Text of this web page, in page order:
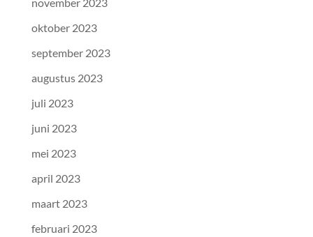
oktober 2023
september 2023
augustus 2023
juli 2023
juni 2023
mei 2023
april 2023
maart 2023
februari 2023